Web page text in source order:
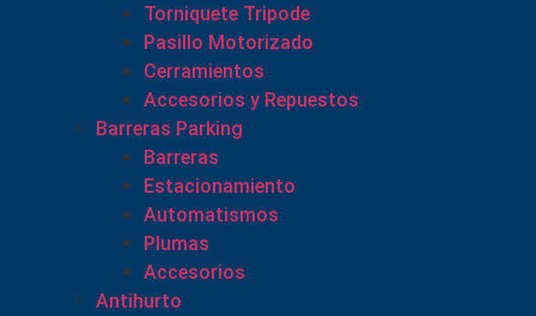
Torniquete Tripode
Pasillo Motorizado
Cerramientos
Accesorios y Repuestos
Barreras Parking
Barreras
Estacionamiento
Automatismos
Plumas
Accesorios
Antihurto